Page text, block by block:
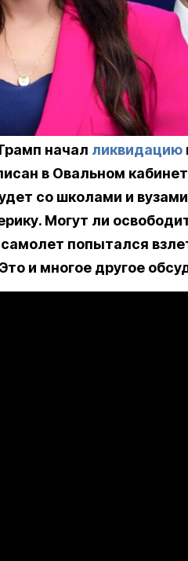
начал ликвидацию
в Овальном
со школами и
Могут ли
попытался
и многое другое